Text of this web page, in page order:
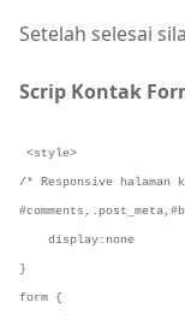
Setelah selesai
Scrip Kontak
<style>
/* Responsive halaman
display:none
}
form {